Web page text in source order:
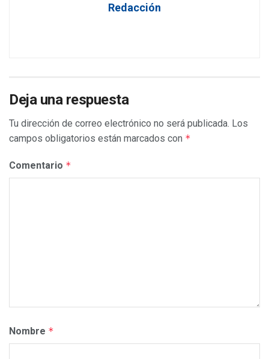
Redacción
Deja una respuesta
Tu dirección de correo electrónico no será publicada. Los
campos obligatorios están marcados con *
Comentario *
Nombre *